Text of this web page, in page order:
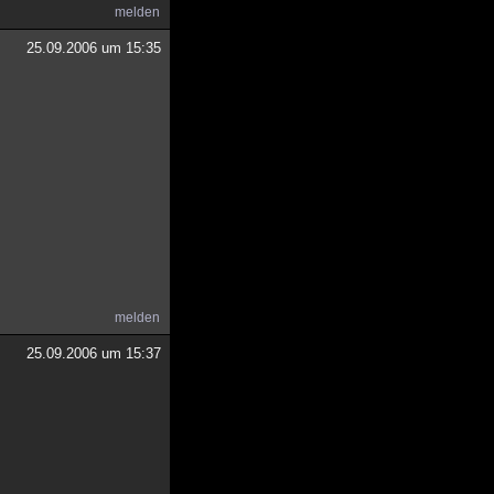
melden
25.09.2006 um 15:35
melden
25.09.2006 um 15:37